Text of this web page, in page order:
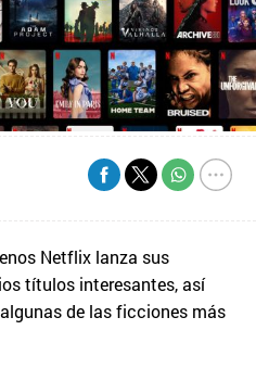
Netflix lanza sus
títulos interesantes, así
de las ficciones más